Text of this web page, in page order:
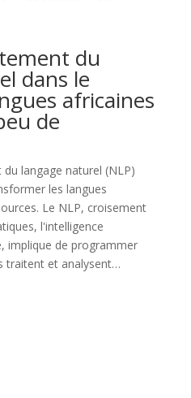
du
dans le
africaines
de
langage naturel (NLP)
les langues
Le NLP, croisement
l'intelligence
implique de programmer
traitent et analysent…